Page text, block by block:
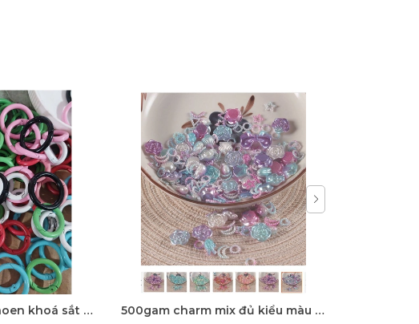
5-100 còng sắt, khoen khoá sắt mix màu 20mm, 25mm, 28mm 500gam charm mix đủ kiểu màu ngọc trai, hạt charm mix đủ kiểu